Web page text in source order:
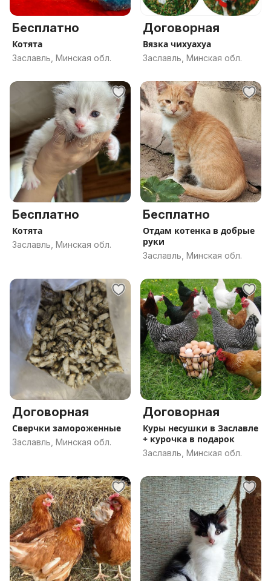
Бесплатно
Котята
Заславль, Минская обл.
Договорная
Вязка чихуахуа
Заславль, Минская обл.
Бесплатно
Котята
Заславль, Минская обл.
Бесплатно
Отдам котенка в добрые
руки
Заславль, Минская обл.
Договорная
Сверчки замороженные
Заславль, Минская обл.
Договорная
Куры несушки в Заславле
+ курочка в подарок
Заславль, Минская обл.